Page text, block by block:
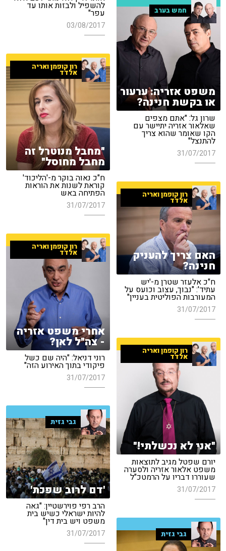
להשפיל ולבזות אותו עד
עפר"
03/08/2017
חמש בערב
משפט אזריה: ערעור
או בקשת חנינה?
שרון גל: "אתם מצפים
שאלאור אזריה יתיישר עם
הקו שאומר שהוא צריך
להתנצל"
31/07/2017
רון קופמן ואריה
אלדד
"מחבל מנוטרל זה
מחבל מחוסל"
ח"כ נאוה בוקר מ-'הליכוד'
קוראת לשנות את הוראות
הפתיחה באש
31/07/2017
רון קופמן ואריה
אלדד
האם צריך להעניק
חנינה?
ח"כ אלעזר שטרן מ-'יש
עתיד': "נבוך, עצוב וכועס על
המעורבות הפוליטית בעניין"
31/07/2017
רון קופמן ואריה
אלדד
אחרי משפט אזריה
- צה"ל לאן?
רוני דניאל: "היה שם כשל
פיקודי בתוך האירוע הזה"
31/07/2017
רון קופמן ואריה
אלדד
"אני לא נכשלתי!"
יורם שפטל מגיב לתוצאות
משפט אלאור אזריה ולסערה
שעוררו דבריו על הרמטכ"ל
31/07/2017
גבי גזית
'דם לרוב שפכת'
הרב רפי פוירשטיין: "גאה
להיות ישראלי כשיש בית
משפט ויש בית דין"
31/07/2017 גבי גזית